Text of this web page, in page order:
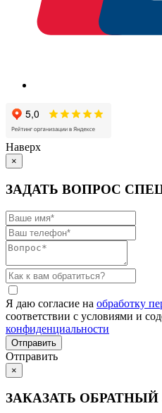
Наверх
×
ЗАДАТЬ ВОПРОС
Я даю согласие на обработку
соответствии с условиями и
конфиденциальности
Отправить
×
ЗАКАЗАТЬ